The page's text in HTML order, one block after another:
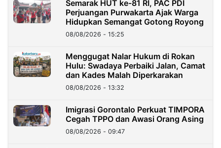
Semarak HUT ke-81 RI, PAC PDI
Perjuangan Purwakarta Ajak Warga
Hidupkan Semangat Gotong Royong
08/08/2026 - 15:25
Menggugat Nalar Hukum di Rokan
Hulu: Swadaya Perbaiki Jalan, Camat
dan Kades Malah Diperkarakan
08/08/2026 - 13:32
Imigrasi Gorontalo Perkuat TIMPORA
Cegah TPPO dan Awasi Orang Asing
08/08/2026 - 09:47